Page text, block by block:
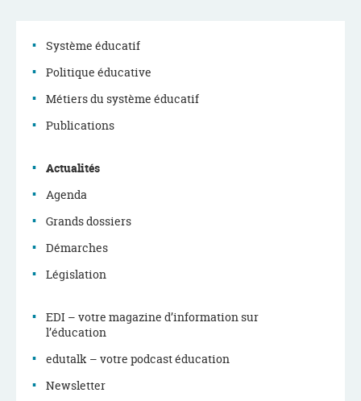
Menu
de
navigation
Système éducatif
Politique éducative
Métiers du système éducatif
Publications
Actualités
Agenda
Grands dossiers
Démarches
Législation
EDI – votre magazine d’information sur
l’éducation
edutalk – votre podcast éducation
Newsletter